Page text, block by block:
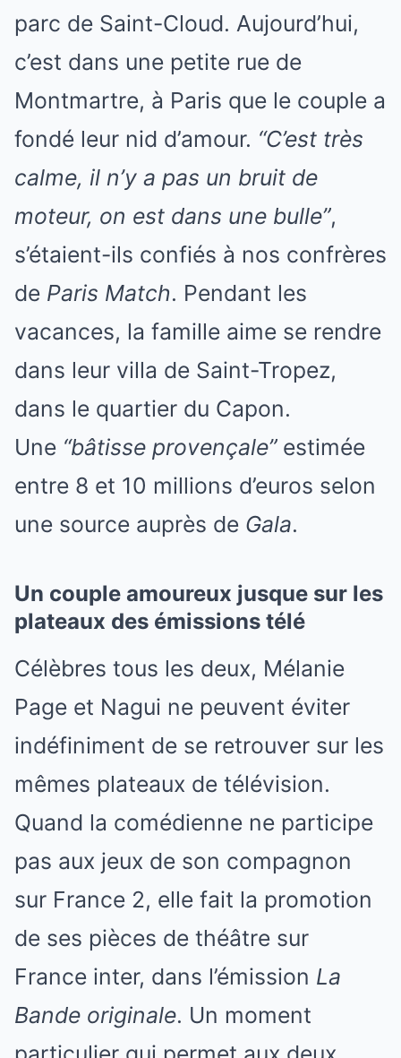
parc de Saint-Cloud. Aujourd’hui,
c’est dans une petite rue de
Montmartre, à Paris que le couple a
fondé leur nid d’amour. “C’est très
calme, il n’y a pas un bruit de
moteur, on est dans une bulle”,
s’étaient-ils confiés à nos confrères
de Paris Match. Pendant les
vacances, la famille aime se rendre
dans leur villa de Saint-Tropez,
dans le quartier du Capon.
Une “bâtisse provençale”estimée
entre 8 et 10 millions d’euros selon
une source auprès de Gala.
Un couple amoureux jusque sur les
plateaux des émissions télé
Célèbres tous les deux, Mélanie
Page et Nagui ne peuvent éviter
indéfiniment de se retrouver sur les
mêmes plateaux de télévision.
Quand la comédienne ne participe
pas aux jeux de son compagnon
sur France 2, elle fait la promotion
de ses pièces de théâtre sur
France inter, dans l’émission La
Bande originale. Un moment